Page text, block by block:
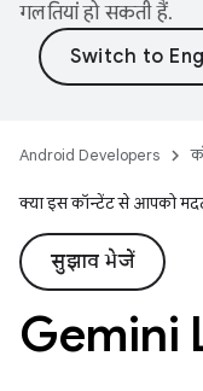
गलतियां हो सकती हैं.
Android Developers
क्या इस कॉन्टेंट से आपको
सुझाव भेजें
Gemini